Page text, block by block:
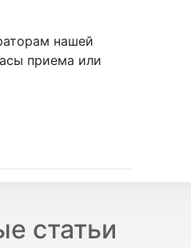
нашей
приема или
статьи